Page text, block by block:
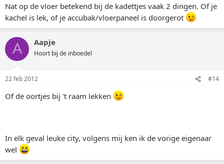
Nat op de vloer betekend bij de kadettjes vaak 2 dingen. Of je
kachel is lek, of je accubak/vloerpaneel is doorgerot
A Aapje
Hoort bij de inboedel
22 feb 2012 #14
Of de oortjes bij 't raam lekken
In elk geval leuke city, volgens mij ken ik de vorige eigenaar
wel